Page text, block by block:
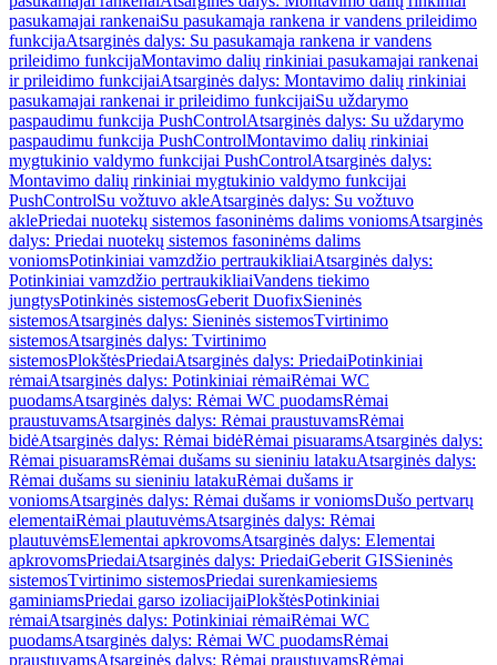
pasukamajai rankenaiSu pasukamąja rankena ir vandens prileidimo
funkcijaAtsarginės dalys: Su pasukamąja rankena ir vandens
prileidimo funkcijaMontavimo dalių rinkiniai pasukamajai rankenai
ir prileidimo funkcijaiAtsarginės dalys: Montavimo dalių rinkiniai
pasukamajai rankenai ir prileidimo funkcijaiSu uždarymo
paspaudimu funkcija PushControlAtsarginės dalys: Su uždarymo
paspaudimu funkcija PushControlMontavimo dalių rinkiniai
mygtukinio valdymo funkcijai PushControlAtsarginės dalys:
Montavimo dalių rinkiniai mygtukinio valdymo funkcijai
PushControlSu vožtuvo akleAtsarginės dalys: Su vožtuvo
aklePriedai nuotekų sistemos fasoninėms dalims voniomsAtsarginės
dalys: Priedai nuotekų sistemos fasoninėms dalims
voniomsPotinkiniai vamzdžio pertraukikliaiAtsarginės dalys:
Potinkiniai vamzdžio pertraukikliaiVandens tiekimo
jungtysPotinkinės sistemosGeberit DuofixSieninės
sistemosAtsarginės dalys: Sieninės sistemosTvirtinimo
sistemosAtsarginės dalys: Tvirtinimo
sistemosPlokštėsPriedaiAtsarginės dalys: PriedaiPotinkiniai
rėmaiAtsarginės dalys: Potinkiniai rėmaiRėmai WC
puodamsAtsarginės dalys: Rėmai WC puodamsRėmai
praustuvamsAtsarginės dalys: Rėmai praustuvamsRėmai
bidėAtsarginės dalys: Rėmai bidėRėmai pisuaramsAtsarginės dalys:
Rėmai pisuaramsRėmai dušams su sieniniu latakuAtsarginės dalys:
Rėmai dušams su sieniniu latakuRėmai dušams ir
voniomsAtsarginės dalys: Rėmai dušams ir voniomsDušo pertvarų
elementaiRėmai plautuvėmsAtsarginės dalys: Rėmai
plautuvėmsElementai apkrovomsAtsarginės dalys: Elementai
apkrovomsPriedaiAtsarginės dalys: PriedaiGeberit GISSieninės
sistemosTvirtinimo sistemosPriedai surenkamiesiems
gaminiamsPriedai garso izoliacijaiPlokštėsPotinkiniai
rėmaiAtsarginės dalys: Potinkiniai rėmaiRėmai WC
puodamsAtsarginės dalys: Rėmai WC puodamsRėmai
praustuvamsAtsarginės dalys: Rėmai praustuvamsRėmai